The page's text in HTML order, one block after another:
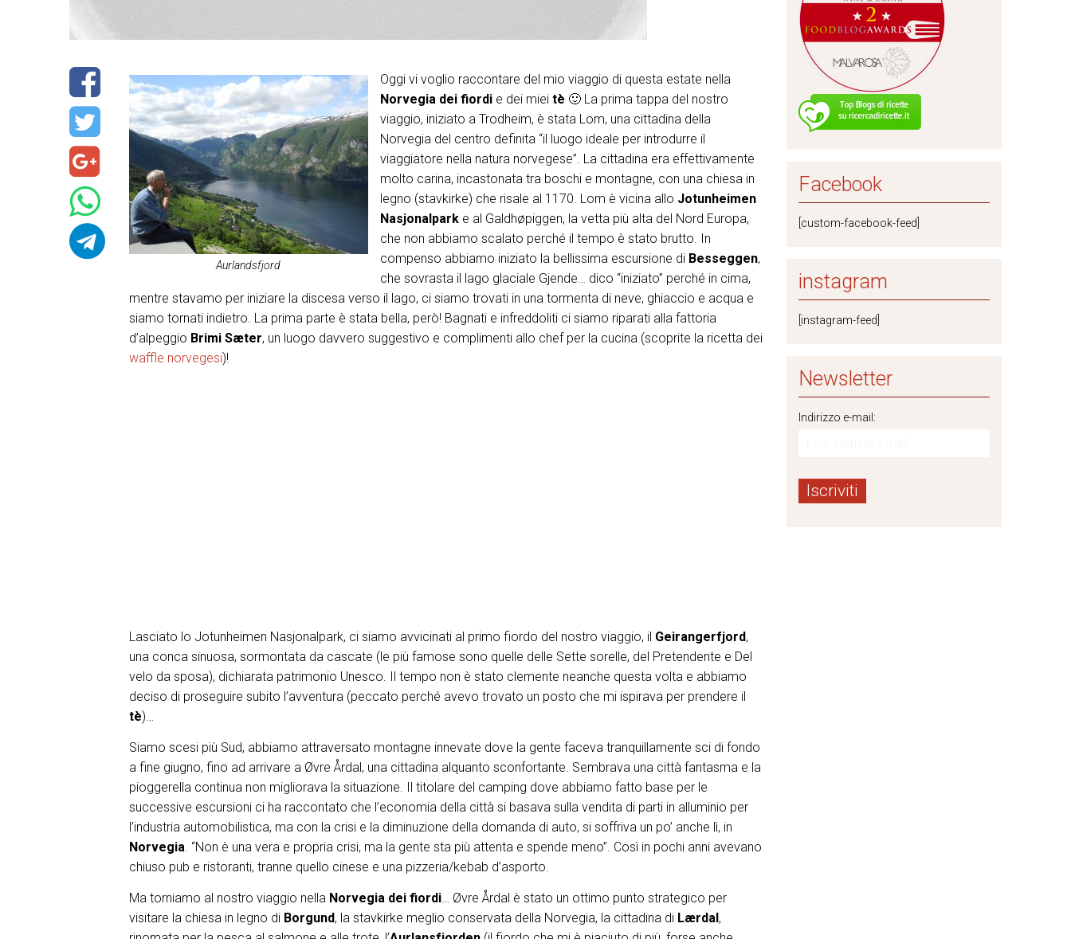
Aurlandsfjord
Oggi vi voglio raccontare del mio viaggio di questa estate nella
Norvegia dei fiordie dei miei tè 🙂 La prima tappa del nostro
viaggio, iniziato a Trodheim, è stata Lom, una cittadina della
Norvegia del centro definita “il luogo ideale per introdurre il
viaggiatore nella natura norvegese”. La cittadina era effettivamente
molto carina, incastonata tra boschi e montagne, con una chiesa in
legno (stavkirke) che risale al 1170. Lom è vicina allo Jotunheimen
Nasjonalparke al Galdhøpiggen, la vetta più alta del Nord Europa,
che non abbiamo scalato perché il tempo è stato brutto. In
compenso abbiamo iniziato la bellissima escursione di Besseggen,
che sovrasta il lago glaciale Gjende… dico “iniziato” perché in cima,
mentre stavamo per iniziare la discesa verso il lago, ci siamo trovati in una tormenta di neve, ghiaccio e acqua e
siamo tornati indietro. La prima parte è stata bella, però! Bagnati e infreddoliti ci siamo riparati alla fattoria
d’alpeggio Brimi Sæter, un luogo davvero suggestivo e complimenti allo chef per la cucina (scoprite la ricetta dei
waffle norvegesi)!
Lasciato lo Jotunheimen Nasjonalpark, ci siamo avvicinati al primo fiordo del nostro viaggio, il Geirangerfjord,
una conca sinuosa, sormontata da cascate (le più famose sono quelle delle Sette sorelle, del Pretendente e Del
velo da sposa), dichiarata patrimonio Unesco. Il tempo non è stato clemente neanche questa volta e abbiamo
deciso di proseguire subito l’avventura (peccato perché avevo trovato un posto che mi ispirava per prendere il
tè)…
Siamo scesi più Sud, abbiamo attraversato montagne innevate dove la gente faceva tranquillamente sci di fondo
a fine giugno, fino ad arrivare a Øvre Årdal, una cittadina alquanto sconfortante. Sembrava una città fantasma e la
pioggerella continua non migliorava la situazione. Il titolare del camping dove abbiamo fatto base per le
successive escursioni ci ha raccontato che l’economia della città si basava sulla vendita di parti in alluminio per
l’industria automobilistica, ma con la crisi e la diminuzione della domanda di auto, si soffriva un po’ anche lì, in
Norvegia. “Non è una vera e propria crisi, ma la gente sta più attenta e spende meno”. Così in pochi anni avevano
chiuso pub e ristoranti, tranne quello cinese e una pizzeria/kebab d’asporto.
Ma torniamo al nostro viaggio nella Norvegia dei fiordi… Øvre Årdal è stato un ottimo punto strategico per
visitare la chiesa in legno di Borgund, la stavkirke meglio conservata della Norvegia, la cittadina di Lærdal,
Facebook
[custom-facebook-feed]
instagram
[instagram-feed]
Newsletter
Indirizzo e-mail: